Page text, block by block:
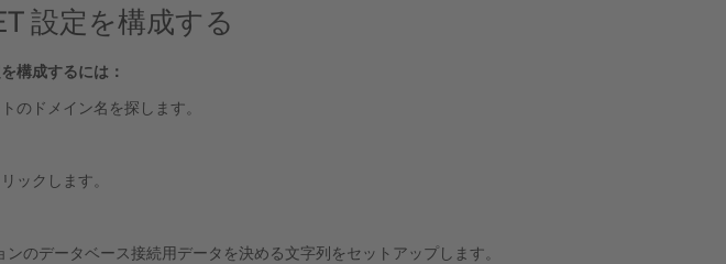
設定を構成する
構成するには：
のドメイン名を探します。
ックします。
のデータベース接続用データを決める文字列をセットアップします。